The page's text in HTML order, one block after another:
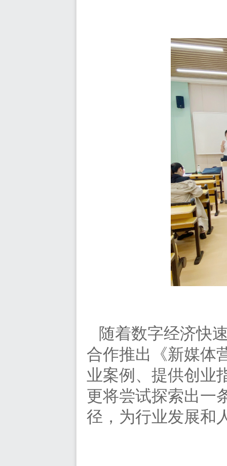
随着数字经济快
合作推出《新媒体
业案例、提供创业
更将尝试探索出一
径，为行业发展和